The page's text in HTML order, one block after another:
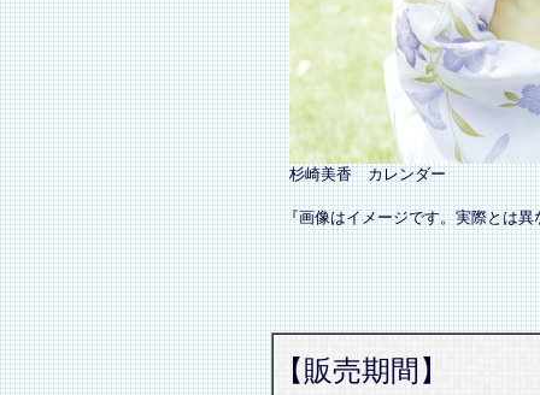
杉崎美香 カレンダー
『画像はイメージです。実際とは
【販売期間】